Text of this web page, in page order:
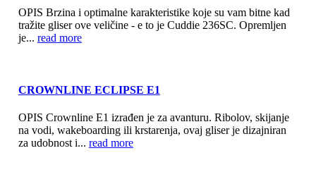
OPIS Brzina i optimalne karakteristike koje su vam bitne kad
tražite gliser ove veličine - e to je Cuddie 236SC. Opremljen
je... read more
CROWNLINE ECLIPSE E1
OPIS Crownline E1 izrađen je za avanturu. Ribolov, skijanje
na vodi, wakeboarding ili krstarenja, ovaj gliser je dizajniran
za udobnost i... read more